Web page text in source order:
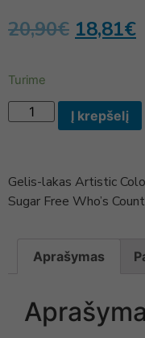
20,90€ 18,81€
Turime
Į krepšelį
Gelis-lakas Artistic
Sugar Free Who’s
Aprašymas